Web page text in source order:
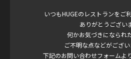
いつもHUGEのレストランをご
ありがとうござい
何かお気づきになられ
ご不明な点などがござい
下記のお問い合わせフォームよ